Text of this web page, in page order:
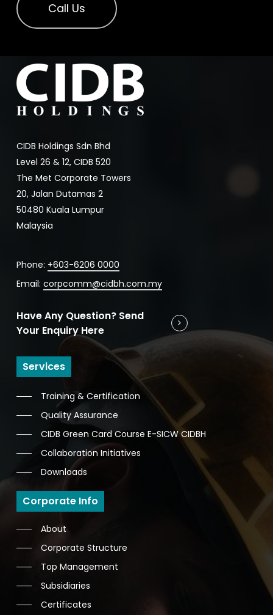
Call Us
CIDB Holdings Sdn Bhd
Level 26 & 12, CIDB 520
The Met Corporate Towers
20, Jalan Dutamas 2
50480 Kuala Lumpur
Malaysia
Phone: +603-6206 0000
Email: corpcomm@cidbh.com.my
Have Any Question? Send
Your Enquiry Here
Services
Training & Certification
Quality Assurance
CIDB Green Card Course E-SICW CIDBH
Collaboration Initiatives
Downloads
Corporate Info
About
Corporate Structure
Top Management
Subsidiaries
Certificates